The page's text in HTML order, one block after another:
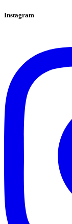
Instagram